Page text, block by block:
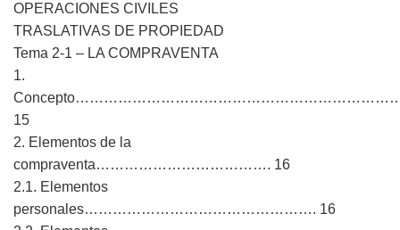
OPERACIONES CIVILES
TRASLATIVAS DE PROPIEDAD
Tema 2-1 – LA COMPRAVENTA
1.
15
2. Elementos de la
compraventa………………………………. 16
2.1. Elementos
personales…………………………………………. 16